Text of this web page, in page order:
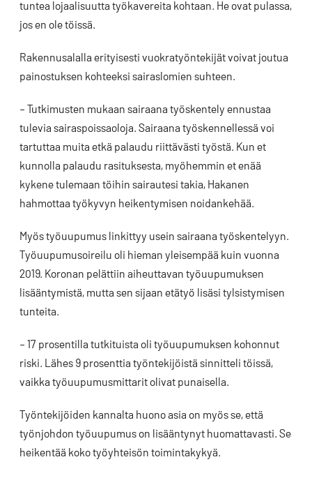
tuntea lojaalisuutta työkavereita kohtaan. He ovat pulassa,
jos en ole töissä.
Rakennusalalla erityisesti vuokratyöntekijät voivat joutua
painostuksen kohteeksi sairaslomien suhteen.
– Tutkimusten mukaan sairaana työskentely ennustaa
tulevia sairaspoissaoloja. Sairaana työskennellessä voi
tartuttaa muita etkä palaudu riittävästi työstä. Kun et
kunnolla palaudu rasituksesta, myöhemmin et enää
kykene tulemaan töihin sairautesi takia, Hakanen
hahmottaa työkyvyn heikentymisen noidankehää.
Myös työuupumus linkittyy usein sairaana työskentelyyn.
Työuupumusoireilu oli hieman yleisempää kuin vuonna
2019. Koronan pelättiin aiheuttavan työuupumuksen
lisääntymistä, mutta sen sijaan etätyö lisäsi tylsistymisen
tunteita.
– 17 prosentilla tutkituista oli työuupumuksen kohonnut
riski. Lähes 9 prosenttia työntekijöistä sinnitteli töissä,
vaikka työuupumusmittarit olivat punaisella.
Työntekijöiden kannalta huono asia on myös se, että
työnjohdon työuupumus on lisääntynyt huomattavasti. Se
heikentää koko työyhteisön toimintakykyä.